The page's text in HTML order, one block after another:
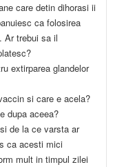
care detin dihorasi ii
ca folosirea
Ar trebui sa il
extirparea glandelor
si care e acela?
dupa aceea?
de la ce varsta ar
ca acesti mici
mult in timpul zilei